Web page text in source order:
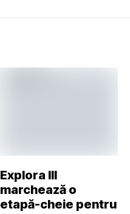
Explora III
marchează o
etapă-cheie pentru